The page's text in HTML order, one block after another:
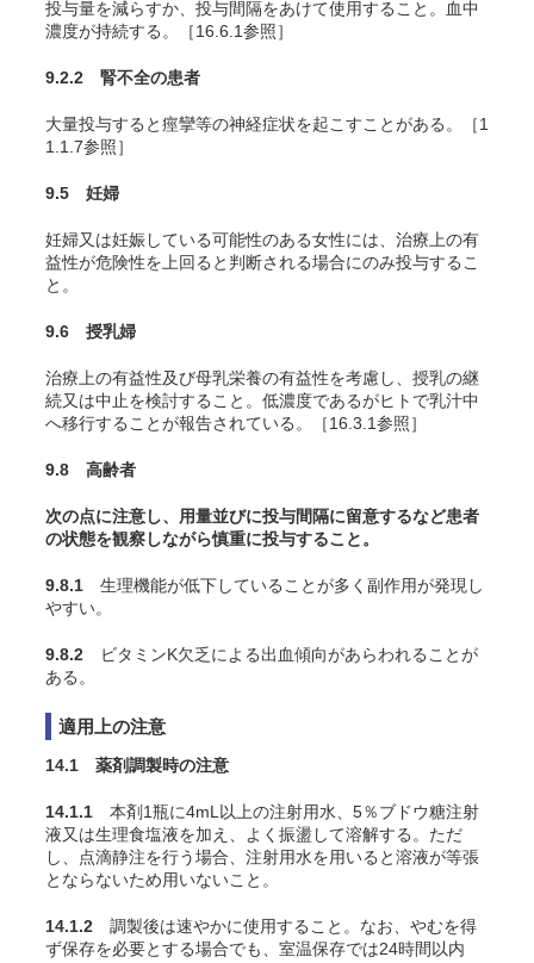
投与量を減らすか、投与間隔をあけて使用すること。血中
濃度が持続する。［16.6.1参照］
9.2.2 腎不全の患者
大量投与すると痙攣等の神経症状を起こすことがある。［1
1.1.7参照］
9.5 妊婦
妊婦又は妊娠している可能性のある女性には、治療上の有
益性が危険性を上回ると判断される場合にのみ投与するこ
と。
9.6 授乳婦
治療上の有益性及び母乳栄養の有益性を考慮し、授乳の継
続又は中止を検討すること。低濃度であるがヒトで乳汁中
へ移行することが報告されている。［16.3.1参照］
9.8 高齢者
次の点に注意し、用量並びに投与間隔に留意するなど患者
の状態を観察しながら慎重に投与すること。
9.8.1 生理機能が低下していることが多く副作用が発現し
やすい。
9.8.2 ビタミンK欠乏による出血傾向があらわれることが
ある。
適用上の注意
14.1 薬剤調製時の注意
14.1.1 本剤1瓶に4mL以上の注射用水、5％ブドウ糖注射
液又は生理食塩液を加え、よく振盪して溶解する。ただ
し、点滴静注を行う場合、注射用水を用いると溶液が等張
とならないため用いないこと。
14.1.2 調製後は速やかに使用すること。なお、やむを得
ず保存を必要とする場合でも、室温保存では24時間以内